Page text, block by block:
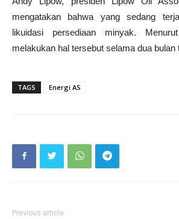
mengatakan bahwa yang sedang
likuidasi persediaan minyak.
melakukan hal tersebut selama dua bulan
TAGS Energi AS
Previous article